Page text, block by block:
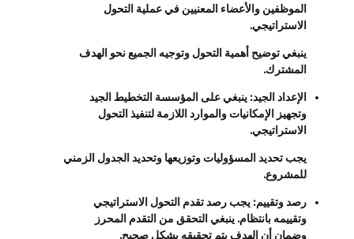
الموظفين والأعضاء المعنيين في عملية التحول
الاستراتيجي.
ينبغي توضيح أهمية التحول وتوجيه الجميع نحو الهدف
المشترك.
الإعداد الجيد: ينبغي على المؤسسة التخطيط الجيد
وتجهيز الإمكانيات والموارد اللازمة لتنفيذ التحول
الاستراتيجي.
يجب تحديد المسؤوليات وتوزيعها وتحديد الجدول الزمني
للمشروع.
رصد وتقييم: يجب رصد تقدم التحول الاستراتيجي
وتقييمه بانتظام. ينبغي التحقق من التقدم المحرز
وضمان أن الهدف يتم تحقيقه بشكل صحيح.